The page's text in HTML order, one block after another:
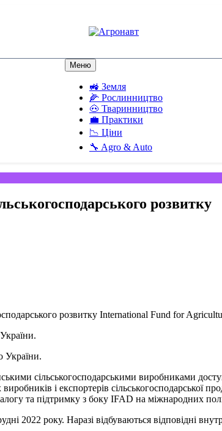
Меню
🚜 Земля
🌽 Рослинництво
🐽 Тваринництво
💼 Практики
📉 Ціни
🔧 Agro & Auto
розвитку
розвитку International Fund for
України.
сільськогосподарськими виробниками
і експортерів сільськогосподарської
та підтримку з боку IFAD на міжнародних
2022 року. Наразі відбуваються відповідні